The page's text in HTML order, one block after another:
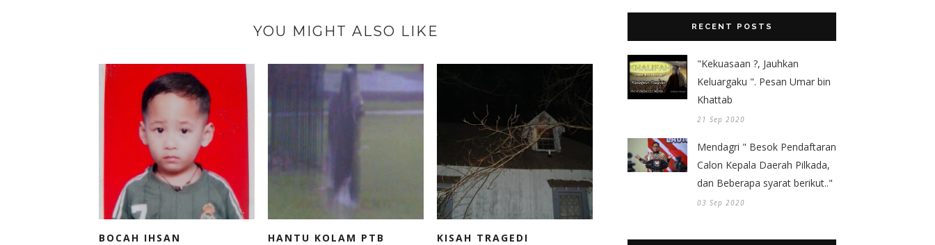
YOU MIGHT ALSO LIKE
BOCAH IHSAN
HANTU KOLAM PTB
KISAH TRAGEDI
RECENT POSTS
"Kekuasaan ?, Jauhkan
Keluargaku ". Pesan Umar bin
Khattab
21 Sep 2020
Mendagri " Besok Pendaftaran
Calon Kepala Daerah Pilkada,
dan Beberapa syarat berikut.."
03 Sep 2020